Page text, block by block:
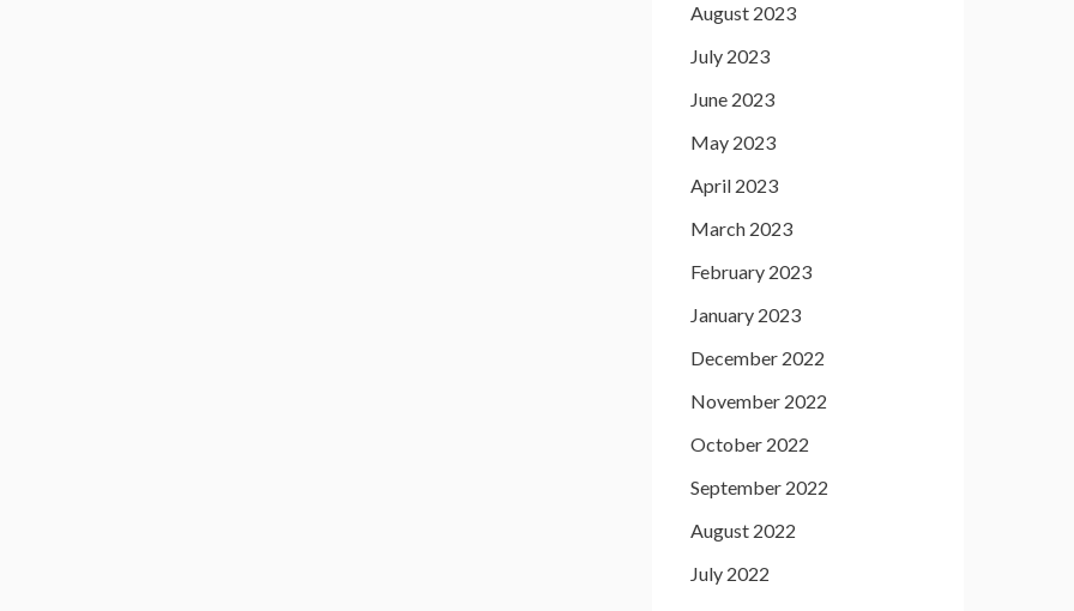
August 2023
July 2023
June 2023
May 2023
April 2023
March 2023
February 2023
January 2023
December 2022
November 2022
October 2022
September 2022
August 2022
July 2022